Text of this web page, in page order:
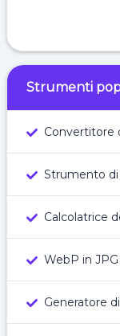
Strumenti
Convertitore
Strumento di
Calcolatrice
WebP in JPG
Generatore